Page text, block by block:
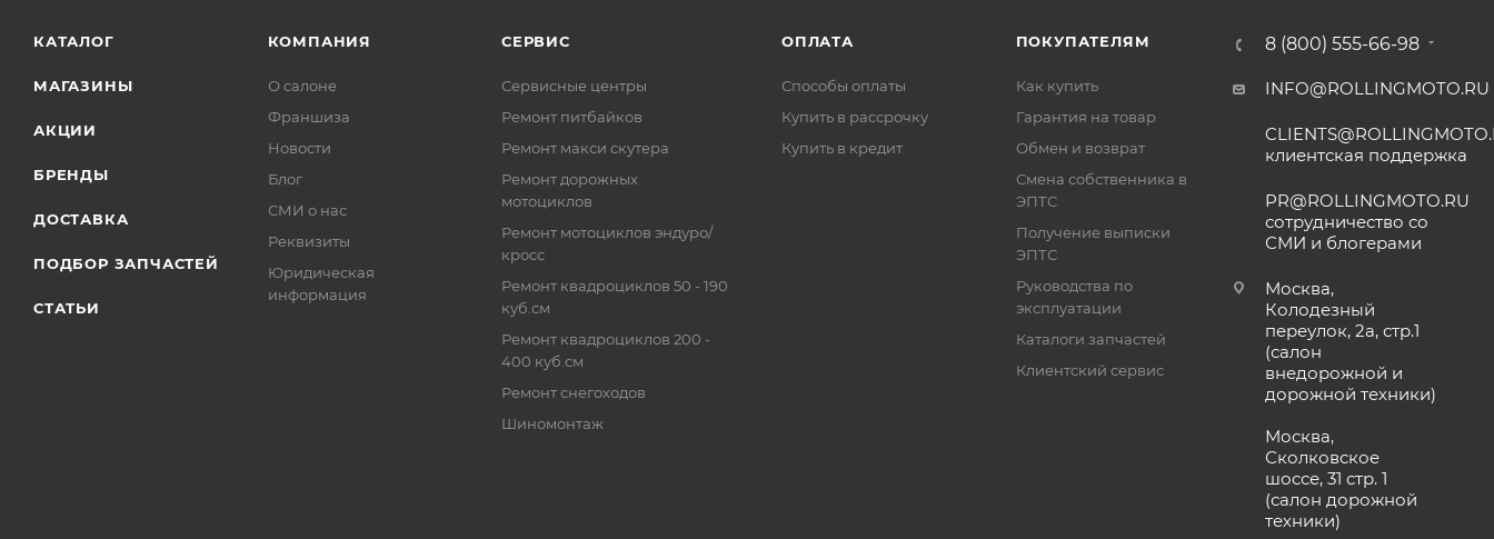
КАТАЛОГ
МАГАЗИНЫ
АКЦИИ
БРЕНДЫ
ДОСТАВКА
ПОДБОР ЗАПЧАСТЕЙ
СТАТЬИ
КОМПАНИЯ
О салоне
Франшиза
Новости
Блог
СМИ о нас
Реквизиты
Юридическая
информация
СЕРВИС
Сервисные центры
Ремонт питбайков
Ремонт макси скутера
Ремонт дорожных
мотоциклов
Ремонт мотоциклов эндуро/
кросс
Ремонт квадроциклов 50 - 190
куб.см
Ремонт квадроциклов 200 -
400 куб.см
Ремонт снегоходов
Шиномонтаж
ОПЛАТА
Способы оплаты
Купить в рассрочку
Купить в кредит
ПОКУПАТЕЛЯМ
Как купить
Гарантия на товар
Обмен и возврат
Смена собственника в
ЭПТС
Получение выписки
ЭПТС
Руководства по
эксплуатации
Каталоги запчастей
Клиентский сервис
8 (800) 555-66-98
INFO@ROLLINGMOTO.RU
клиентская поддержка
PR@ROLLINGMOTO.RU
сотрудничество со
СМИ и блогерами
Москва,
Колодезный
переулок, 2а, стр.1
(салон
внедорожной и
дорожной техники)
Москва,
Сколковское
шоссе, 31 стр. 1
(салон дорожной
техники)